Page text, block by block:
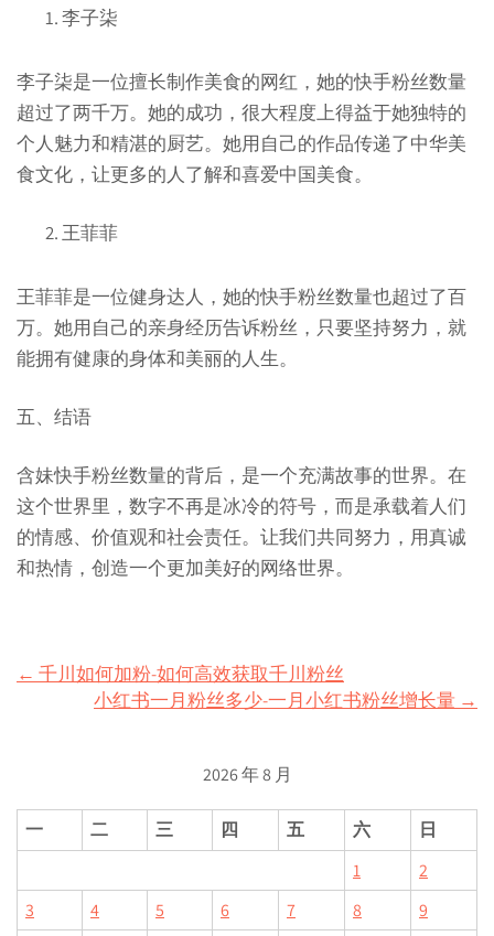
李子柒
李子柒是一位擅长制作美食的网红，她的快手粉丝数量
超过了两千万。她的成功，很大程度上得益于她独特的
个人魅力和精湛的厨艺。她用自己的作品传递了中华美
食文化，让更多的人了解和喜爱中国美食。
王菲菲
王菲菲是一位健身达人，她的快手粉丝数量也超过了百
万。她用自己的亲身经历告诉粉丝，只要坚持努力，就
能拥有健康的身体和美丽的人生。
五、结语
含妹快手粉丝数量的背后，是一个充满故事的世界。在
这个世界里，数字不再是冰冷的符号，而是承载着人们
的情感、价值观和社会责任。让我们共同努力，用真诚
和热情，创造一个更加美好的网络世界。
Post
navigation
← 千川如何加粉-如何高效获取千川粉丝
小红书一月粉丝多少-一月小红书粉丝增长量 →
2026 年 8 月
一 二 三 四 五 六
日
1
2
3
4 5 6 7 8
9